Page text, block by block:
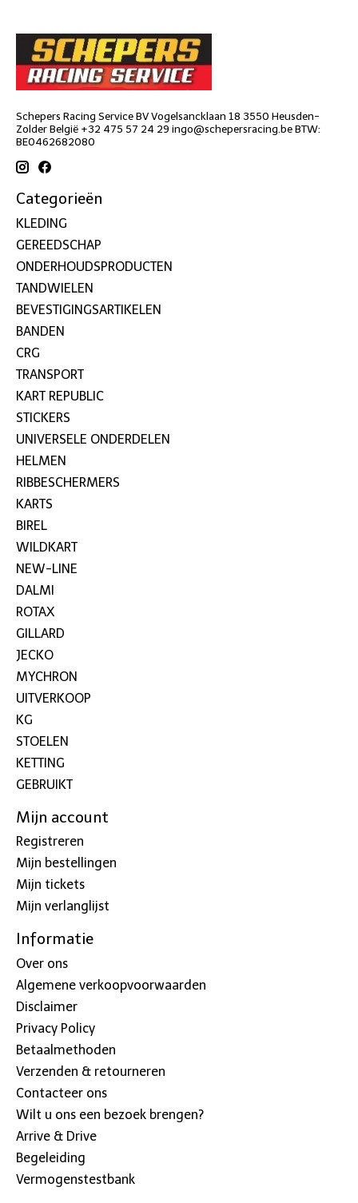
Schepers Racing Service BV Vogelsancklaan 18 3550 Heusden-
Zolder België +32 475 57 24 29 ingo@schepersracing.beBTW:
BE0462682080
Categorieën
KLEDING
GEREEDSCHAP
ONDERHOUDSPRODUCTEN
TANDWIELEN
BEVESTIGINGSARTIKELEN
BANDEN
CRG
TRANSPORT
KART REPUBLIC
STICKERS
UNIVERSELE ONDERDELEN
HELMEN
RIBBESCHERMERS
KARTS
BIREL
WILDKART
NEW-LINE
DALMI
ROTAX
GILLARD
JECKO
MYCHRON
UITVERKOOP
KG
STOELEN
KETTING
GEBRUIKT
Mijn account
Registreren
Mijn bestellingen
Mijn tickets
Mijn verlanglijst
Informatie
Over ons
Algemene verkoopvoorwaarden
Disclaimer
Privacy Policy
Betaalmethoden
Verzenden & retourneren
Contacteer ons
Wilt u ons een bezoek brengen?
Arrive & Drive
Begeleiding
Vermogenstestbank